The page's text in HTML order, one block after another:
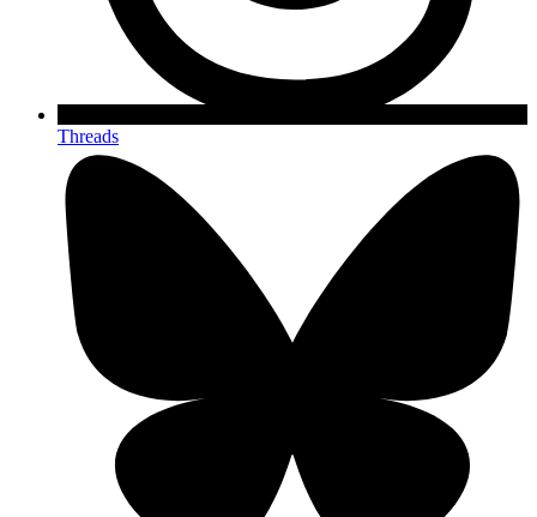
Threads